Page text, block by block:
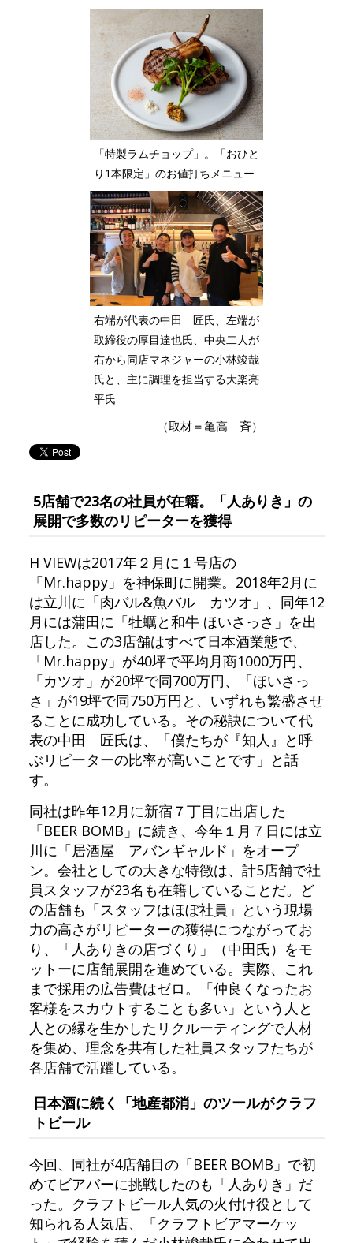
「特製ラムチョップ」。「おひと
り1本限定」のお値打ちメニュー
右端が代表の中田 匠氏、左端が
取締役の厚目達也氏、中央二人が
右から同店マネジャーの小林竣哉
氏と、主に調理を担当する大楽亮
平氏
（取材＝亀高 斉）
5店舗で23名の社員が在籍。「人ありき」の
展開で多数のリピーターを獲得
H VIEWは2017年２月に１号店の
「Mr.happy」を神保町に開業。2018年2月に
は立川に「肉バル&魚バル カツオ」、同年12
月には蒲田に「牡蠣と和牛 ほいさっさ」を出
店した。この3店舗はすべて日本酒業態で、
「Mr.happy」が40坪で平均月商1000万円、
「カツオ」が20坪で同700万円、「ほいさっ
さ」が19坪で同750万円と、いずれも繁盛させ
ることに成功している。その秘訣について代
表の中田 匠氏は、「僕たちが『知人』と呼
ぶリピーターの比率が高いことです」と話
す。
同社は昨年12月に新宿７丁目に出店した
「BEER BOMB」に続き、今年１月７日には立
川に「居酒屋 アバンギャルド」をオープ
ン。会社としての大きな特徴は、計5店舗で社
員スタッフが23名も在籍していることだ。ど
の店舗も「スタッフはほぼ社員」という現場
力の高さがリピーターの獲得につながってお
り、「人ありきの店づくり」（中田氏）をモ
ットーに店舗展開を進めている。実際、これ
まで採用の広告費はゼロ。「仲良くなったお
客様をスカウトすることも多い」という人と
人との縁を生かしたリクルーティングで人材
を集め、理念を共有した社員スタッフたちが
各店舗で活躍している。
日本酒に続く「地産都消」のツールがクラフ
トビール
今回、同社が4店舗目の「BEER BOMB」で初
めてビアバーに挑戦したのも「人ありき」だ
った。クラフトビール人気の火付け役として
知られる人気店、「クラフトビアマーケッ